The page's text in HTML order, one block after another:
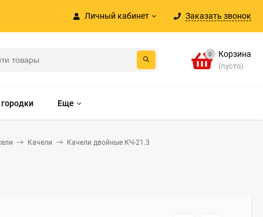
Личный кабинет Заказать звонок
0 Корзина
(пусто)
Еще
Качели Качели двойные КЧ-21.3